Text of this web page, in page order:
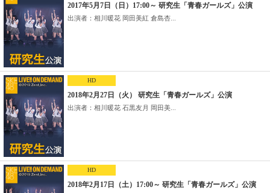
2017年5月7日（日）17:00～ 研究生「青春ガールズ」公演
出演者：相川暖花 岡田美紅 倉島杏...
HD
2018年2月27日（火） 研究生「青春ガールズ」公演
出演者：相川暖花 石黒友月 岡田美...
HD
2018年2月17日（土）17:00～ 研究生「青春ガールズ」公演